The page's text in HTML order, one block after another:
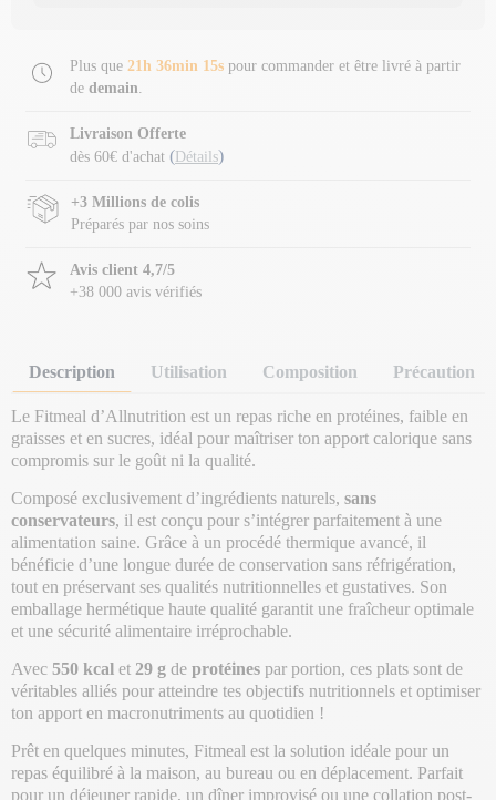
Plus que 21h 36min 14s pour commander et être livré à partir
de demain.
Livraison Offerte
dès 60€ d'achat ( Détails)
+3 Millions de colis
Préparés par nos soins
Avis client 4,7/5
+38 000 avis vérifiés
Description Utilisation Composition Précaution
Le Fitmeal d’Allnutrition est un repas riche en protéines, faible en
graisses et en sucres, idéal pour maîtriser ton apport calorique sans
compromis sur le goût ni la qualité.
Composé exclusivement d’ingrédients naturels, sans
conservateurs, il est conçu pour s’intégrer parfaitement à une
alimentation saine. Grâce à un procédé thermique avancé, il
bénéficie d’une longue durée de conservation sans réfrigération,
tout en préservant ses qualités nutritionnelles et gustatives. Son
emballage hermétique haute qualité garantit une fraîcheur optimale
et une sécurité alimentaire irréprochable.
Avec 550 kcal et 29 g de protéines par portion, ces plats sont de
véritables alliés pour atteindre tes objectifs nutritionnels et optimiser
ton apport en macronutriments au quotidien !
Prêt en quelques minutes, Fitmeal est la solution idéale pour un
repas équilibré à la maison, au bureau ou en déplacement. Parfait
pour un déjeuner rapide, un dîner improvisé ou une collation post-